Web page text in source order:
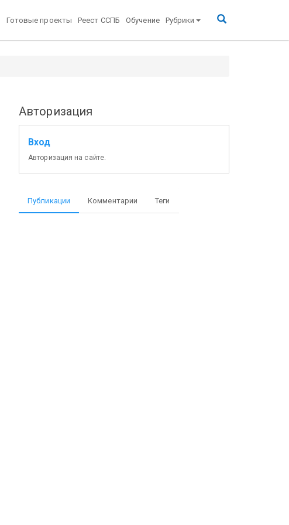
Готовые проекты Реест ССПБ Обучение Рубрики
Авторизация
Вход
Авторизация на сайте.
Публикации Комментарии Теги